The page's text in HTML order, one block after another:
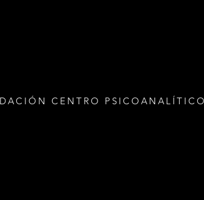
CENTRO